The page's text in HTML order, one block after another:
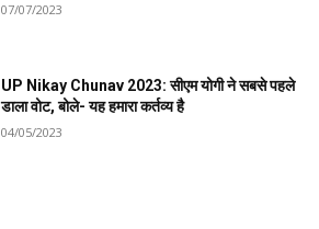
07/07/2023
UP Nikay Chunav 2023: सीएम योगी ने सबसे पहले
डाला वोट, बोले- यह हमारा कर्तव्य है
04/05/2023